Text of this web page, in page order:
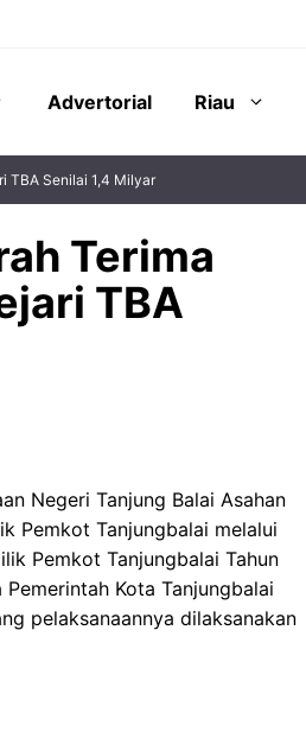
Advertorial Riau
TBA Senilai 1,4 Milyar
Terima
TBA
Negeri Tanjung Balai Asahan
Pemkot Tanjungbalai melalui
Pemkot Tanjungbalai Tahun
Kota Tanjungbalai
pelaksanaannya dilaksanakan